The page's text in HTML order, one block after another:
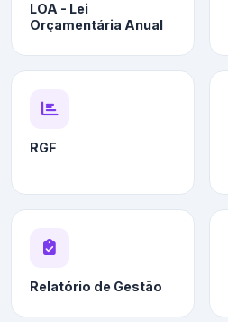
LOA - Lei
Orçamentária Anual
RGF
Relatório de Gestão